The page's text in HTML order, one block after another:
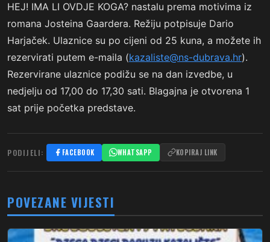
HEJ! IMA LI OVDJE KOGA? nastalu prema motivima iz
romana Josteina Gaardera. Režiju potpisuje Dario
Harjaček. Ulaznice su po cijeni od 25 kuna, a možete ih
rezervirati putem e-maila (kazaliste@ns-dubrava.hr).
Rezervirane ulaznice podižu se na dan izvedbe, u
nedjelju od 17,00 do 17,30 sati. Blagajna je otvorena 1
sat prije početka predstave.
PODIJELI: FACEBOOK WHATSAPP KOPIRAJ LINK
POVEZANE VIJESTI